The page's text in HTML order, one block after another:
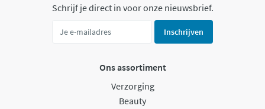
Schrijf je direct in voor onze nieuwsbrief.
Inschrijven
Ons assortiment
Verzorging
Beauty